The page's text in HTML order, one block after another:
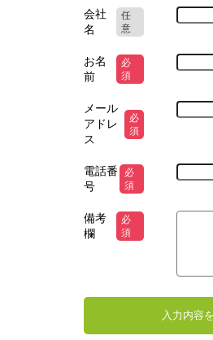
会社
名
任
意
お名
前
必
須
メール
アドレ
ス
必
須
電話番
号
必
須
備考
欄
必
須